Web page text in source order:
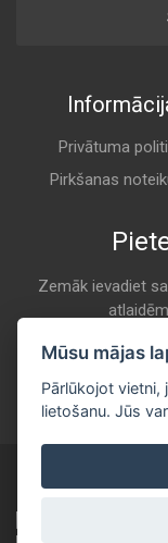
Privātuma
Pirkšanas
Zemāk ievadiet
E-pasta
Copyright
Mūsu mājas
Pārlūkojot vietni,
lietošanu. Jūs